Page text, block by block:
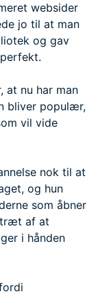
websider
jo til at man
og gav
at nu har man
bliver populær,
vil vide
nok til at
og hun
som åbner
træt af at
i hånden